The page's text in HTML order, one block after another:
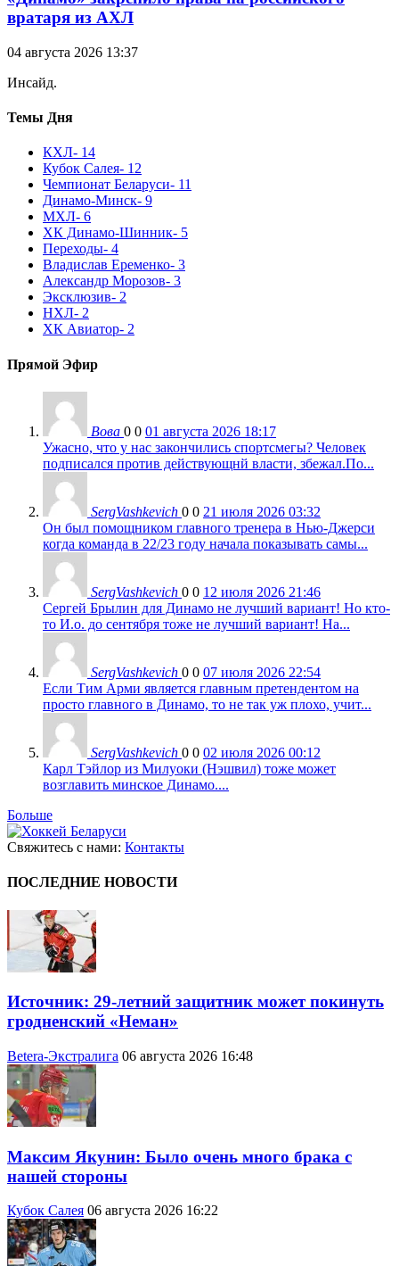
вратаря из АХЛ
04 августа 2026 13:37
Инсайд.
Темы Дня
КХЛ- 14
Кубок Салея- 12
Чемпионат Беларуси- 11
Динамо-Минск- 9
МХЛ- 6
ХК Динамо-Шинник- 5
Переходы- 4
Владислав Еременко- 3
Александр Морозов- 3
Эксклюзив- 2
НХЛ- 2
ХК Авиатор- 2
Прямой Эфир
Вова 0 0 01 августа 2026 18:17
Ужасно, что у нас закончились спортсмегы? Человек
подписался против действующнй власти, збежал.По...
SergVashkevich 0 0 21 июля 2026 03:32
Он был помощником главного тренера в Нью-Джерси
когда команда в 22/23 году начала показывать самы...
SergVashkevich 0 0 12 июля 2026 21:46
Сергей Брылин для Динамо не лучший вариант! Но кто-
то И.о. до сентября тоже не лучший вариант! На...
SergVashkevich 0 0 07 июля 2026 22:54
Если Тим Арми является главным претендентом на
просто главного в Динамо, то не так уж плохо, учит...
SergVashkevich 0 0 02 июля 2026 00:12
Карл Тэйлор из Милуоки (Нэшвил) тоже может
возглавить минское Динамо....
Больше
Свяжитесь с нами: Контакты
ПОСЛЕДНИЕ НОВОСТИ
Источник: 29-летний защитник может покинуть
гродненский «Неман»
Betera-Экстралига 06 августа 2026 16:48
Максим Якунин: Было очень много брака с
нашей стороны
Кубок Салея 06 августа 2026 16:22